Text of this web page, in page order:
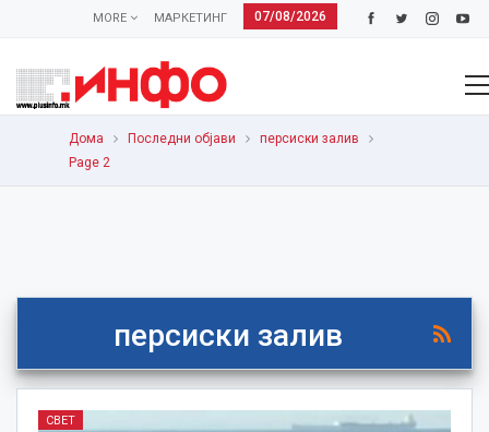
07/08/2026
МАРКЕТИНГ
MORE
Дома Последни објави
персиски залив
Page 2
персиски залив
СВЕТ